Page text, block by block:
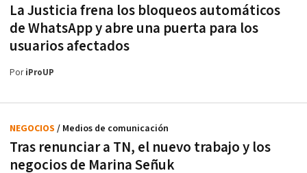
La Justicia frena los bloqueos automáticos
de WhatsApp y abre una puerta para los
usuarios afectados
PoriProUP
Tras renunciar a TN, el nuevo trabajo y los
negocios de Marina Señuk
NEGOCIOS / Medios de comunicación